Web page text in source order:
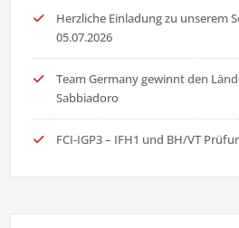
Herzliche Einladung zu unserem
05.07.2026
Team Germany gewinnt den
Sabbiadoro
FCI-IGP3 – IFH1 und BH/VT